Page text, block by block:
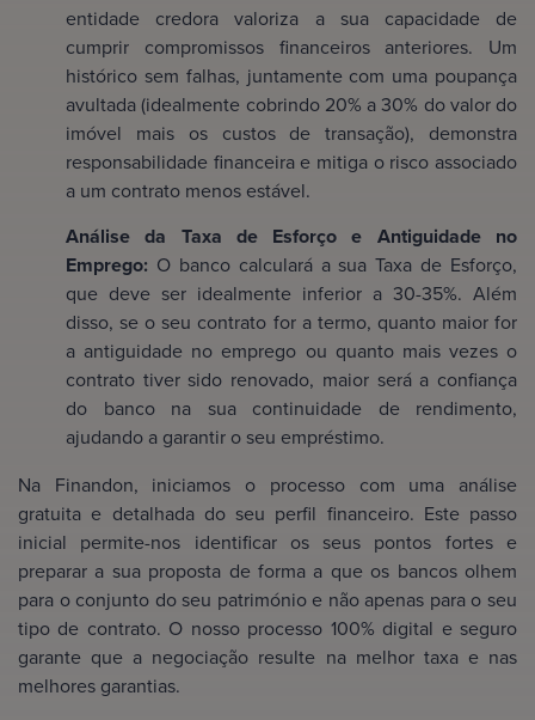
entidade credora valoriza a sua capacidade de
cumprir compromissos financeiros anteriores. Um
histórico sem falhas, juntamente com uma poupança
avultada (idealmente cobrindo 20% a 30% do valor do
imóvel mais os custos de transação), demonstra
responsabilidade financeira e mitiga o risco associado
a um contrato menos estável.
Análise da Taxa de Esforço e Antiguidade no
Emprego: O banco calculará a sua Taxa de Esforço,
que deve ser idealmente inferior a 30-35%. Além
disso, se o seu contrato for a termo, quanto maior for
a antiguidade no emprego ou quanto mais vezes o
contrato tiver sido renovado, maior será a confiança
do banco na sua continuidade de rendimento,
ajudando a garantir o seu empréstimo.
Na Finandon, iniciamos o processo com uma análise
gratuita e detalhada do seu perfil financeiro. Este passo
inicial permite-nos identificar os seus pontos fortes e
preparar a sua proposta de forma a que os bancos olhem
para o conjunto do seu património e não apenas para o seu
tipo de contrato. O nosso processo 100% digital e seguro
garante que a negociação resulte na melhor taxa e nas
melhores garantias.